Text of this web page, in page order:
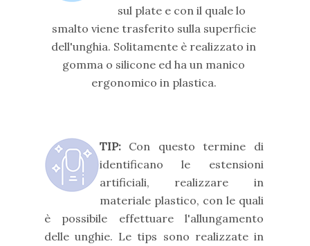
sul plate e con il quale lo
smalto viene trasferito sulla superficie
dell'unghia. Solitamente è realizzato in
gomma o silicone ed ha un manico
ergonomico in plastica.
TIP: Con questo termine di
identificano le estensioni
artificiali, realizzare in
materiale plastico, con le quali
è possibile effettuare l'allungamento
delle unghie. Le tips sono realizzate in